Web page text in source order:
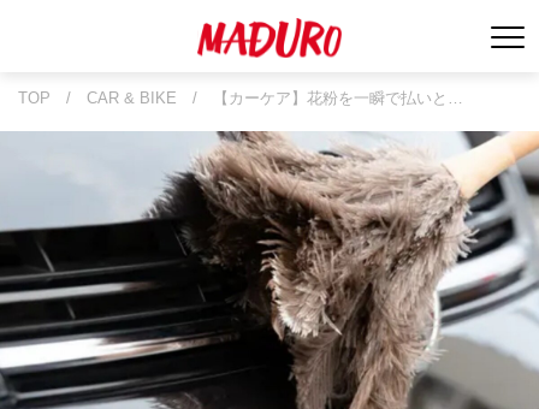
TOP / CAR & BIKE / 【カーケア】花粉を一瞬で払いと…